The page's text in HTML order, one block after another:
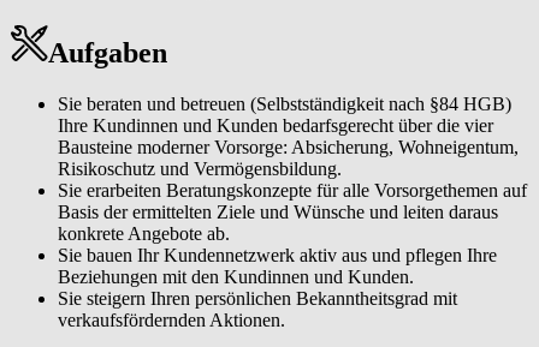
Aufgaben
Sie beraten und betreuen (Selbstständigkeit nach §84 HGB)
Ihre Kundinnen und Kunden bedarfsgerecht über die vier
Bausteine moderner Vorsorge: Absicherung, Wohneigentum,
Risikoschutz und Vermögensbildung.
Sie erarbeiten Beratungskonzepte für alle Vorsorgethemen auf
Basis der ermittelten Ziele und Wünsche und leiten daraus
konkrete Angebote ab.
Sie bauen Ihr Kundennetzwerk aktiv aus und pflegen Ihre
Beziehungen mit den Kundinnen und Kunden.
Sie steigern Ihren persönlichen Bekanntheitsgrad mit
verkaufsfördernden Aktionen.